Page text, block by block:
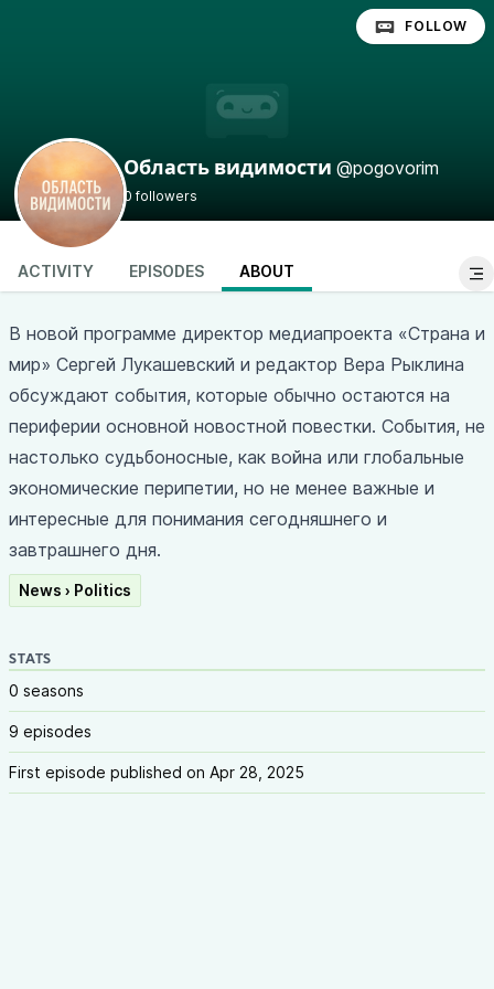
Область видимости @pogovorim
0 followers
FOLLOW
ACTIVITY EPISODES ABOUT
В новой программе директор медиапроекта «Страна и
мир» Сергей Лукашевский и редактор Вера Рыклина
обсуждают события, которые обычно остаются на
периферии основной новостной повестки. События, не
настолько судьбоносные, как война или глобальные
экономические перипетии, но не менее важные и
интересные для понимания сегодняшнего и
завтрашнего дня.
News › Politics
STATS
0 seasons
9 episodes
First episode published on Apr 28, 2025